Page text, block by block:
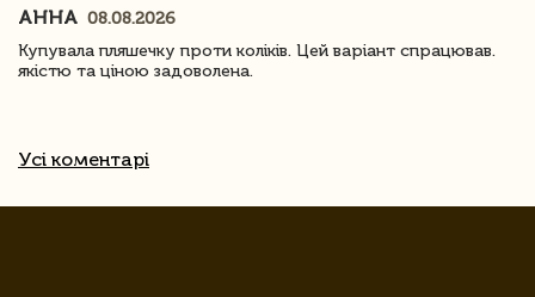
АННА 08.08.2026
Купувала пляшечку проти коліків. Цей варіант спрацював.
якістю та ціною задоволена.
Усі коментарі